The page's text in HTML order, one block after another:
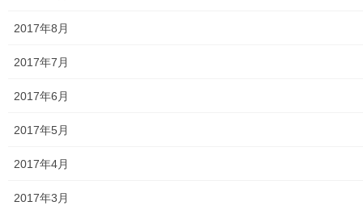
2017年8月
2017年7月
2017年6月
2017年5月
2017年4月
2017年3月